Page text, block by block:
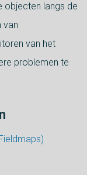
objecten langs de
van
van het
problemen te